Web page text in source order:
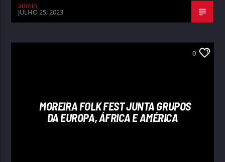
admin
JULHO 25, 2023
0
MOREIRA FOLK FEST JUNTA GRUPOS
DA EUROPA, ÁFRICA E AMÉRICA